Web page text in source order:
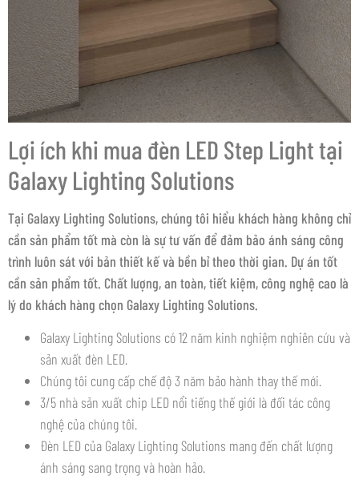
Lợi ích khi mua đèn LED Step Light tại
Galaxy Lighting Solutions
Tại Galaxy Lighting Solutions, chúng tôi hiểu khách hàng không chỉ
cần sản phẩm tốt mà còn là sự tư vấn để đảm bảo ánh sáng công
trình luôn sát với bản thiết kế và bền bỉ theo thời gian. Dự án tốt
cần sản phẩm tốt. Chất lượng, an toàn, tiết kiệm, công nghệ cao là
lý do khách hàng chọn Galaxy Lighting Solutions.
Galaxy Lighting Solutions có 12 năm kinh nghiệm nghiên cứu và
sản xuất đèn LED.
Chúng tôi cung cấp chế độ 3 năm bảo hành thay thế mới.
3/5 nhà sản xuất chip LED nổi tiếng thế giới là đối tác công
nghệ của chúng tôi.
Đèn LED của Galaxy Lighting Solutions mang đến chất lượng
ánh sáng sang trọng và hoàn hảo.